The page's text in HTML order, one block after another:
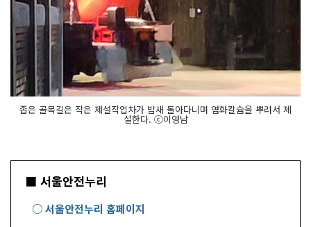
좁은 골목길은 작은 제설작업차가 밤새 돌아다니며 염화칼슘을 뿌려서 제
설한다. ⓒ이영남
■ 서울안전누리
○ 서울안전누리 홈페이지